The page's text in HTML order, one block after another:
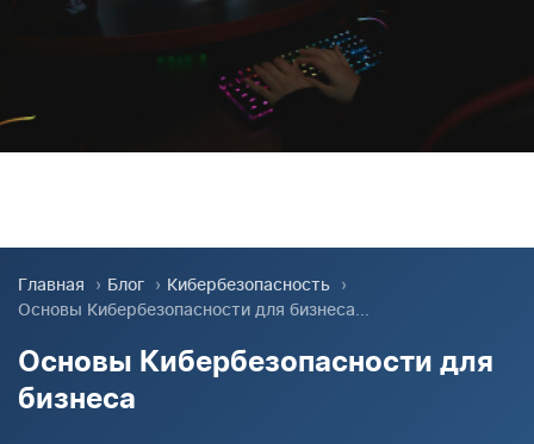
Главная › Блог › Кибербезопасность ›
Основы Кибербезопасности для бизнеса...
Основы Кибербезопасности для
бизнеса